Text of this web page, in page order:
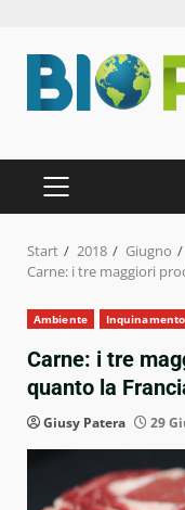
Inhalt
springen
PRIMÄRES
MENÜ
Start 2018
Giugno
Carne: i tre maggiori
Ambiente Inquinamento
Carne: i tre
quanto la
Giusy Patera 29